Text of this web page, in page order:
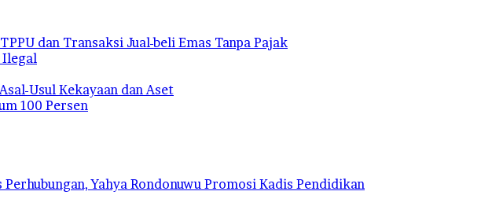
dan Transaksi Jual-beli Emas Tanpa Pajak
Ilegal
Usul Kekayaan dan Aset
100 Persen
Yahya Rondonuwu Promosi Kadis Pendidikan